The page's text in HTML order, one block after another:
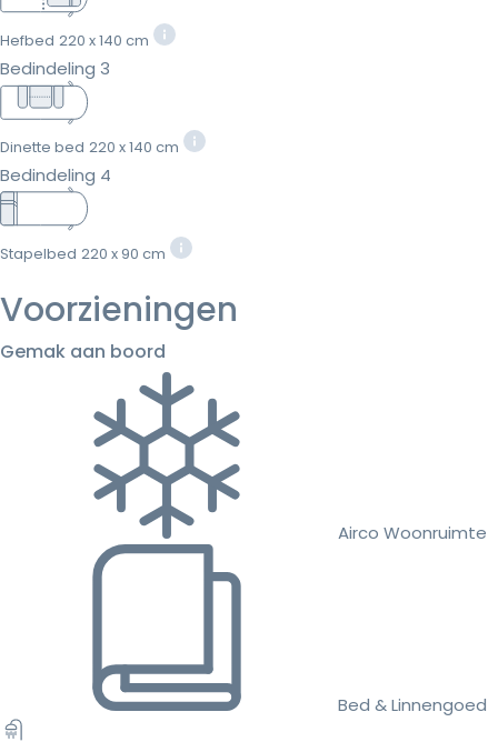
Hefbed 220 x 140 cm
Bedindeling 3
Dinette bed 220 x 140 cm
Bedindeling 4
Stapelbed 220 x 90 cm
Voorzieningen
Gemak aan boord
Airco Woonruimte
Bed & Linnengoed